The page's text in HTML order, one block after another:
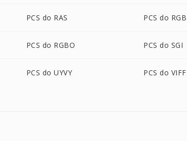
PCS do RAS PCS do RGB
PCS do RGBO PCS do SGI
PCS do UYVY PCS do VIFF